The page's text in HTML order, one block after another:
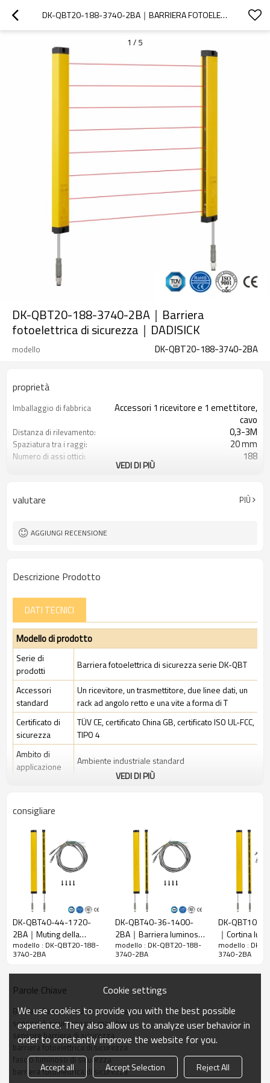
DK-QBT20-188-3740-2BA｜BARRIERA FOTOELETTRICA DI SICUREZZA｜DADISICK
1 / 5
DK-QBT20-188-3740-2BA｜Barriera
fotoelettrica di sicurezza｜DADISICK
modello DK-QBT20-188-3740-2BA
proprietà
Imballaggio di fabbrica
Accessori 1 ricevitore e 1 emettitore,
cavo
Distanza di rilevamento: 0,3-3M
Spaziatura tra i raggi: 20 mm
Numero di assi ottici: 188
Spina di interfaccia Dotato di connettore M8
VEDI DI PIÙ
valutare PIÙ
AGGIUNGI RECENSIONE
Descrizione Prodotto
DATI TECNICI
Modello di prodotto
Serie di
prodotti
Barriera fotoelettrica di sicurezza serie DK-QBT
Accessori
standard
Un ricevitore, un trasmettitore, due linee dati, un
rack ad angolo retto e una vite a forma di T
Certificato di
sicurezza
TÜV CE, certificato China GB, certificato ISO UL-FCC,
TIPO 4
Ambito di
applicazione
Ambiente industriale standard
Spazio tra i
Rileva la
precisione
28 mm
Quantità di
travi
Raggio
d'azione
3740 mm
Taglia del
prodotto
15mm*30mm*L, L è la lunghezza dell'emettitore e
del ricevitore.
Distanza di
rilevamento
30-3000mm
risposta
≤15 ms
Dati meccanici
Materiale
dell'alloggiamentoMetallo
VEDI DI PIÙ
consigliare
DK-QBT40-44-1720-
2BA｜Muting della
barriera fotoelettrica di
sicurezza｜DADISICK
modello : DK-QBT20-188-
3740-2BA
DK-QBT40-36-1400-
2BA｜Barriera luminosa
di sicurezza｜DADISICK
modello : DK-QBT20-188-
3740-2BA
DK-QBT10-
｜Cortina
sicurezza｜
modello : DK-
3740-2BA
Parole Chiave
Barriera fotoelettrica di sicurezza
sensori di sicurezza per macchine
sensore barriera di sicurezza
barriera fotoelettrica di sicurezza
fascio luminoso di sicurezza
barriera fotoelettrica di sicurezza
Cookie settings
We use cookies to provide you with the best possible
experience. They also allow us to analyze user behavior in
order to constantly improve the website for you.
Accept all Accept Selection Reject All